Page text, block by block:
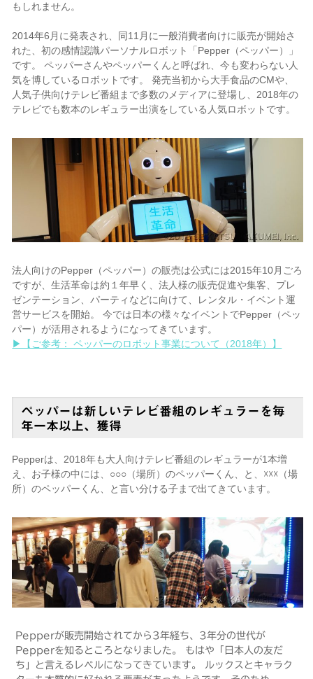
もしれません。
2014年6月に発表され、同11月に一般消費者向けに販売が開始さ
れた、初の感情認識パーソナルロボット「Pepper（ペッパー）」
です。 ペッパーさんやペッパーくんと呼ばれ、今も変わらない人
気を博しているロボットです。 発売当初から大手食品のCMや、
人気子供向けテレビ番組まで多数のメディアに登場し、2018年の
テレビでも数本のレギュラー出演をしている人気ロボットです。
法人向けのPepper（ペッパー）の販売は公式には2015年10月ごろ
ですが、生活革命は約１年早く、法人様の販売促進や集客、プレ
ゼンテーション、パーティなどに向けて、レンタル・イベント運
営サービスを開始。 今では日本の様々なイベントでPepper（ペッ
パー）が活用されるようになってきています。
▶【ご参考： ペッパーのロボット事業について（2018年）】
ペッパーは新しいテレビ番組のレギュラーを毎
年一本以上、獲得
Pepperは、2018年も大人向けテレビ番組のレギュラーが1本増
え、お子様の中には、○○○（場所）のペッパーくん、と、☓☓☓（場
所）のペッパーくん、と言い分ける子まで出てきています。
Pepperが販売開始されてから3年経ち、3年分の世代が
Pepperを知るところとなりました。 もはや「日本人の友だ
ち」と言えるレベルになってきています。 ルックスとキャラク